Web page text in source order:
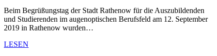
Beim Begrüßungstag der Stadt Rathenow für die Auszubildenden
und Studierenden im augenoptischen Berufsfeld am 12. September
2019 in Rathenow wurden…
LESEN